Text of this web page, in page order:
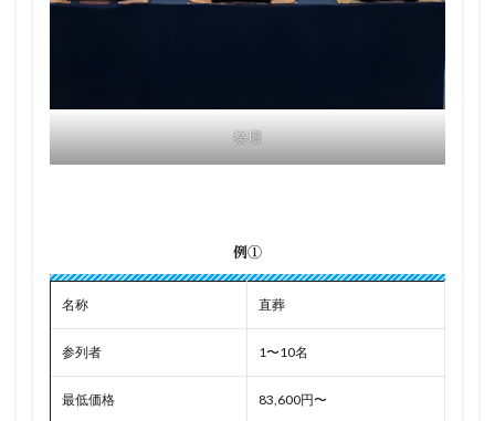
祭壇
例①
名称 直葬
参列者 1〜10名
最低価格 83,600円〜